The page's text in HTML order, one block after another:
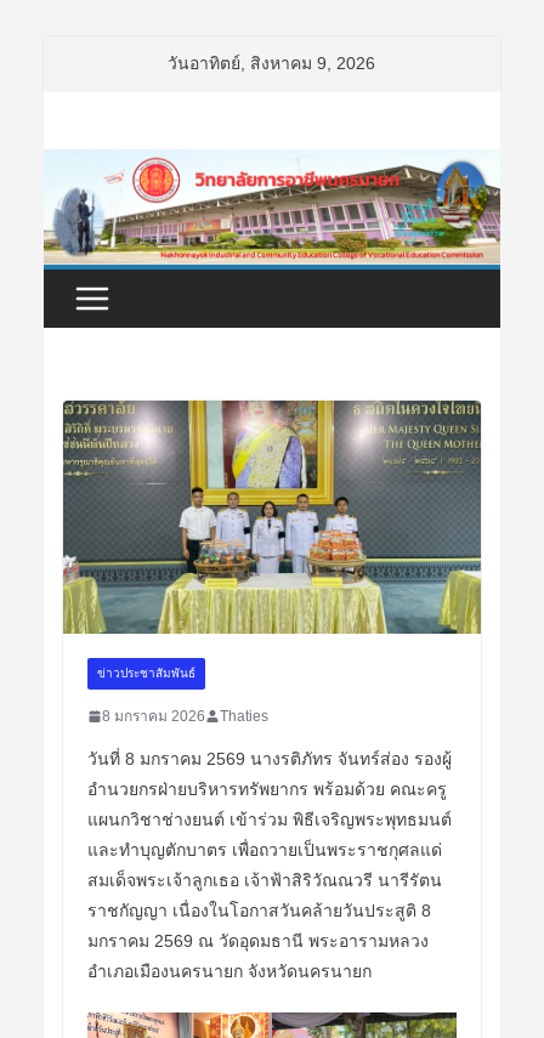
วันอาทิตย์, สิงหาคม 9, 2026
ข่าวประชาสัมพันธ์
8 มกราคม 2026 Thaties
วันที่ 8 มกราคม 2569 นางรติภัทร จันทร์ส่อง รองผู้
อำนวยกรฝ่ายบริหารทรัพยากร พร้อมด้วย คณะครู
แผนกวิชาช่างยนต์ เข้าร่วม พิธีเจริญพระพุทธมนต์
และทำบุญตักบาตร เพื่อถวายเป็นพระราชกุศลแด่
สมเด็จพระเจ้าลูกเธอ เจ้าฟ้าสิริวัณณวรี นารีรัตน
ราชกัญญา เนื่องในโอกาสวันคล้ายวันประสูติ 8
มกราคม 2569 ณ วัดอุดมธานี พระอารามหลวง
อำเภอเมืองนครนายก จังหวัดนครนายก